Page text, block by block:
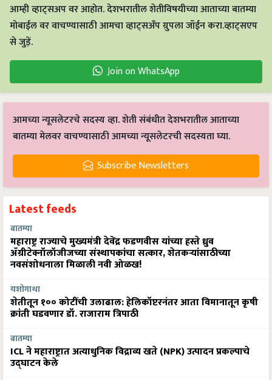
आम्ही व्हाट्सअप वर आहोत. देशभरातील शेतीविषयीच्या आताच्या बातम्या
मोबाईल वर वाचण्यासाठी आमचा व्हाट्सअँप ग्रुपला जॉईन करा.व्हाट्सएप
से जुड़ें.
Join on WhatsApp
आमच्या न्यूसलेटरचे सदस्य व्हा. शेती संबंधीत देशभरातील आताच्या
बातम्या मेलवर वाचण्यासाठी आमच्या न्यूसलेटरची सदस्यता घ्या.
Subscribe Newsletters
Latest feeds
बातम्या
महाराष्ट्र राज्याचे मुख्यमंत्री देवेंद्र फडणवीस यांच्या हस्ते ध्रुव
ॲग्रीटेक्नॉलॉजीजच्या संस्थापकांचा सत्कार, शेतकऱ्यांसाठीच्या
नवसंशोधनाला मिळाली नवी ओळख!
यशोगाथा
शेतीतून १०० कोटींची उलाढाल: हेलिकॉप्टरनंतर आता विमानातून कृषी
क्रांती घडवणार डॉ. राजाराम त्रिपाठी
बातम्या
ICL ने महाराष्ट्रात अत्याधुनिक विद्राव्य खते (NPK) उत्पादन प्रकल्पाचे
उद्घाटन केले